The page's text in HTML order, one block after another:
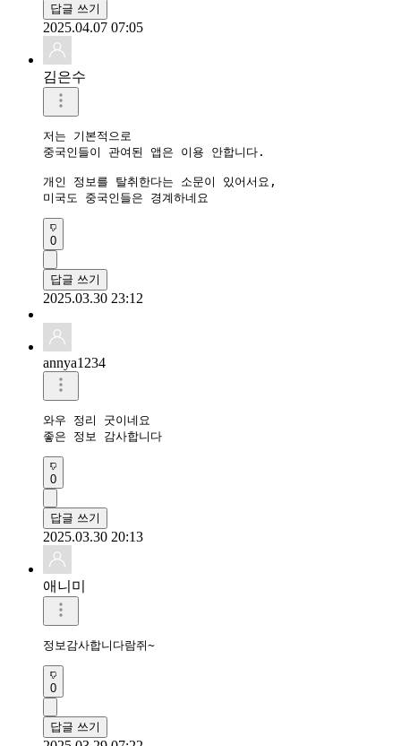
답글 쓰기
2025.04.07 07:05
김은수
저는 기본적으로
중국인들이 관여된 앱은 이용 안합니다.
개인 정보를 탈취한다는 소문이 있어서요,
미국도 중국인들은 경계하네요
0
답글 쓰기
2025.03.30 23:12
annya1234
와우 정리 굿이네요
좋은 정보 감사합니다
0
답글 쓰기
2025.03.30 20:13
애니미
정보감사합니다람쥐~
0
답글 쓰기